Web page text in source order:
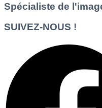
Spécialiste de
SUIVEZ-NOUS !